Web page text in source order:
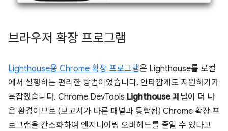
브라우저 확장 프로그램
Lighthouse용 Chrome 확장 프로그램은 Lighthouse를 로컬
에서 실행하는 편리한 방법이었습니다. 안타깝게도 지원하기가
복잡했습니다. Chrome DevTools Lighthouse 패널이 더 나
은 환경이므로 (보고서가 다른 패널과 통합됨) Chrome 확장 프
로그램을 간소화하여 엔지니어링 오버헤드를 줄일 수 있다고